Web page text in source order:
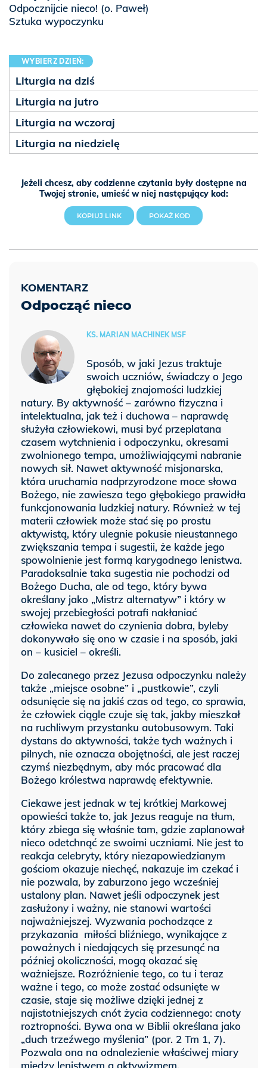
Odpocznijcie nieco! (o. Paweł)
Sztuka wypoczynku
Jeżeli chcesz, aby codzienne czytania były dostępne na
Twojej stronie, umieść w niej następujący kod:
KOPIUJ LINK POKAŻ KOD
WYBIERZ DZIEŃ:
Liturgia na dziś
Liturgia na jutro
Liturgia na wczoraj
Liturgia na niedzielę
Odpocząć nieco
KS. MARIAN MACHINEK MSF
Sposób, w jaki Jezus traktuje
swoich uczniów, świadczy o Jego
głębokiej znajomości ludzkiej
natury. By aktywność – zarówno fizyczna i
intelektualna, jak też i duchowa – naprawdę
służyła człowiekowi, musi być przeplatana
czasem wytchnienia i odpoczynku, okresami
zwolnionego tempa, umożliwiającymi nabranie
nowych sił. Nawet aktywność misjonarska,
która uruchamia nadprzyrodzone moce słowa
Bożego, nie zawiesza tego głębokiego prawidła
funkcjonowania ludzkiej natury. Również w tej
materii człowiek może stać się po prostu
aktywistą, który ulegnie pokusie nieustannego
zwiększania tempa i sugestii, że każde jego
spowolnienie jest formą karygodnego lenistwa.
Paradoksalnie taka sugestia nie pochodzi od
Bożego Ducha, ale od tego, który bywa
określany jako „Mistrz alternatyw” i który w
swojej przebiegłości potrafi nakłaniać
człowieka nawet do czynienia dobra, byleby
dokonywało się ono w czasie i na sposób, jaki
on – kusiciel – określi.
Do zalecanego przez Jezusa odpoczynku należy
także „miejsce osobne” i „pustkowie”, czyli
odsunięcie się na jakiś czas od tego, co sprawia,
że człowiek ciągle czuje się tak, jakby mieszkał
na ruchliwym przystanku autobusowym. Taki
dystans do aktywności, także tych ważnych i
pilnych, nie oznacza obojętności, ale jest raczej
czymś niezbędnym, aby móc pracować dla
Bożego królestwa naprawdę efektywnie.
Ciekawe jest jednak w tej krótkiej Markowej
opowieści także to, jak Jezus reaguje na tłum,
który zbiega się właśnie tam, gdzie zaplanował
nieco odetchnąć ze swoimi uczniami. Nie jest to
reakcja celebryty, który niezapowiedzianym
gościom okazuje niechęć, nakazuje im czekać i
nie pozwala, by zaburzono jego wcześniej
ustalony plan. Nawet jeśli odpoczynek jest
zasłużony i ważny, nie stanowi wartości
najważniejszej. Wyzwania pochodzące z
przykazania miłości bliźniego, wynikające z
poważnych i niedających się przesunąć na
później okoliczności, mogą okazać się
ważniejsze. Rozróżnienie tego, co tu i teraz
ważne i tego, co może zostać odsunięte w
czasie, staje się możliwe dzięki jednej z
najistotniejszych cnót życia codziennego: cnoty
roztropności. Bywa ona w Biblii określana jako
„duch trzeźwego myślenia” (por. 2 Tm 1, 7).
Pozwala ona na odnalezienie właściwej miary
między lenistwem a aktywizmem.